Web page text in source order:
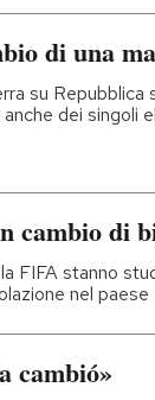
di una
su Repubblica
dei singoli
cambio di
FIFA stanno
nel paese
cambió»